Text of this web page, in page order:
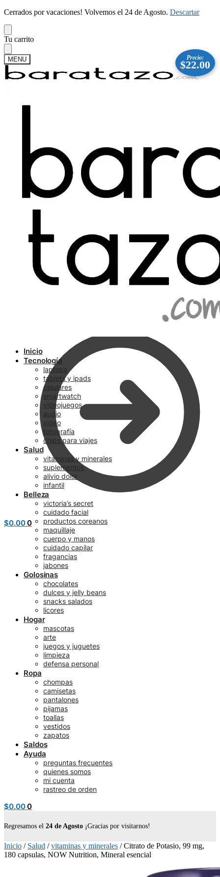
Cerrados por vacaciones! Volvemos el 24 de Agosto. Descartar
Skip
to
navigation
Skip
to
content
Tu carrito
MENU
Mi cuenta
$0.00 0
Inicio
Tecnología
laptops
tablets y ipads
celulares
smartwatch
videojuegos
audio
video
fotografía
chips para viajes
Salud
vitaminas y minerales
suplementos
alivio dolor
infantil
Belleza
victoria’s secret
cuidado facial
productos coreanos
maquillaje
cuerpo y manos
cuidado capilar
fragancias
jabones
Golosinas
chocolates
dulces y jelly beans
snacks salados
licores
Hogar
mascotas
arte
juegos y juguetes
limpieza
defensa personal
Ropa
chompas
camisetas
pantalones
pijamas
toallas
vestidos
zapatos
Saldos
Ayuda
preguntas frecuentes
quienes somos
mi cuenta
rastreo de orden
$0.00 0
Regresamos el 24 de Agosto ¡Gracias por visitarnos!
Inicio / Salud /vitaminas y minerales /Citrato de Potasio, 99 mg,
180 capsulas, NOW Nutrition, Mineral esencial
Precio:
$22.00